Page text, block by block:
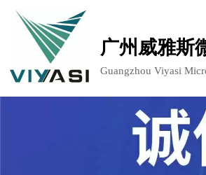
广州威雅斯
Guangzhou Viyasi